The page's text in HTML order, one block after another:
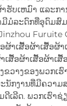
ຮັບເຫມົາ ແລະກ
ມີມໍລະດົກທີ່ອຸດົມສົ
Furuite
າເສື້ອຜ້າເສື້ອຜ້າ
ເສື້ອຜ້າເສື້ອຜ້າເສື້
ຂວາງຂອງພວກເ
ນັກງານທີ່ມີຄວາ
ເລີດ. ພວກເຮົາຊ່